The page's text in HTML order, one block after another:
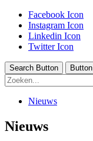
Facebook Icon
Instagram Icon
Linkedin Icon
Twitter Icon
Search Button Button
Nieuws
Nieuws